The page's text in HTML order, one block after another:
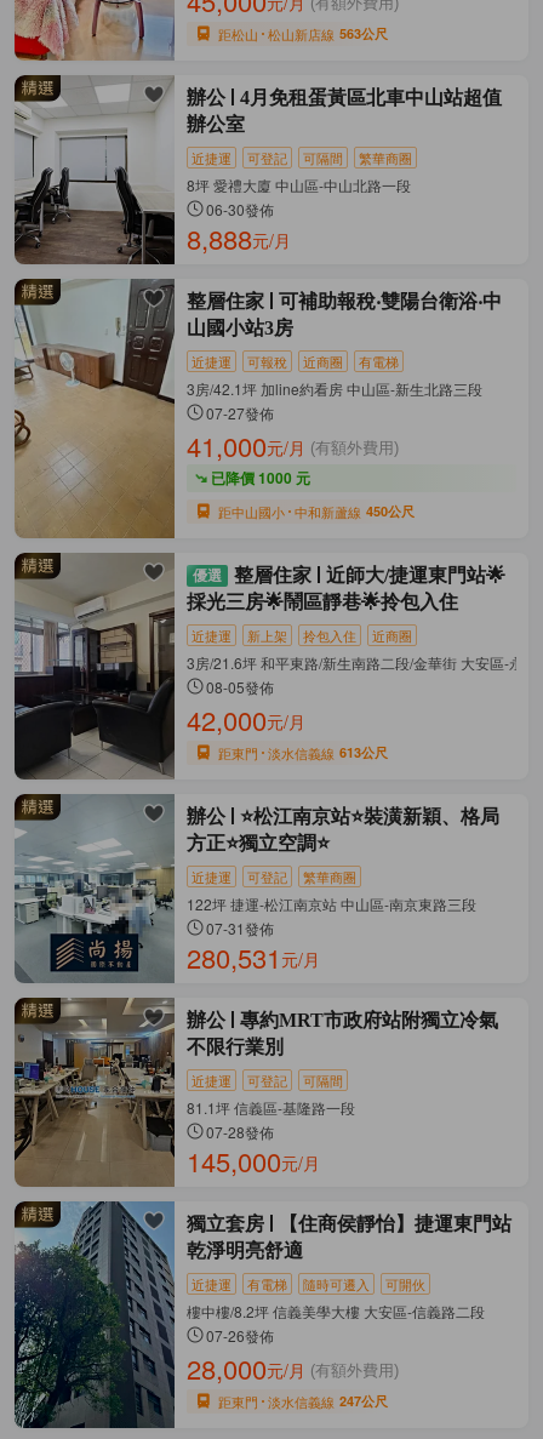
距松山 松山新店線 563公尺
辦公
4月免租蛋黃區北車中山站超值
辦公室
近捷運 可登記 可隔間 繁華商圈
8坪 愛禮大廈 中山區-中山北路一段
06-30發佈
8,888元/月
整層住家
可補助報稅‧雙陽台衛浴‧中
山國小站3房
近捷運 可報稅 近商圈 有電梯
3房/42.1坪 加line約看房 中山區-新生北路三段
07-27發佈
41,000元/月 (有額外費用)
已降價 1000 元
距中山國小 中和新蘆線 450公尺
整層住家
近師大/捷運東門站🌟
採光三房🌟鬧區靜巷🌟拎包入住
近捷運 新上架 拎包入住 近商圈
3房/21.6坪 和平東路/新生南路二段/金華街 大安區-永康
08-05發佈
42,000元/月
距東門 淡水信義線 613公尺
辦公
⭐️松江南京站⭐️裝潢新穎、格局
方正⭐️獨立空調⭐️
近捷運 可登記 繁華商圈
122坪 捷運-松江南京站 中山區-南京東路三段
07-31發佈
280,531 元/月
辦公
專約MRT市政府站附獨立冷氣
不限行業別
近捷運 可登記 可隔間
81.1坪 信義區-基隆路一段
07-28發佈
145,000元/月
獨立套房
【住商侯靜怡】捷運東門站
乾淨明亮舒適
近捷運 有電梯 隨時可遷入 可開伙
樓中樓/8.2坪 信義美學大樓 大安區-信義路二段
07-26發佈
28,000元/月 (有額外費用)
距東門 淡水信義線 247公尺